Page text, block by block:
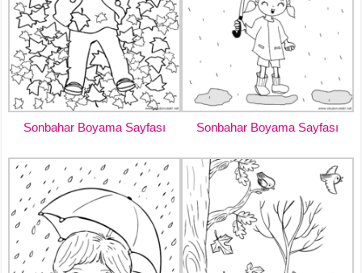
Sonbahar Boyama Sayfası Sonbahar Boyama Sayfası